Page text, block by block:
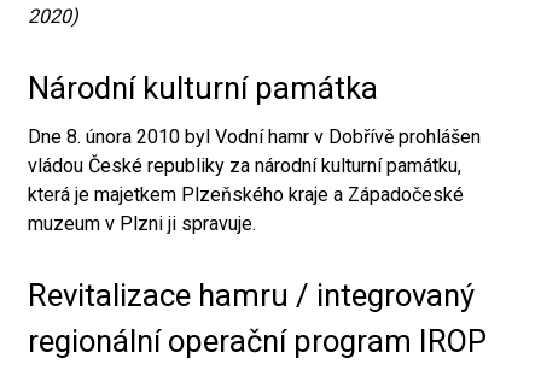
2020)
Národní kulturní památka
Dne 8. února 2010 byl Vodní hamr v Dobřívě prohlášen
vládou České republiky za národní kulturní památku,
která je majetkem Plzeňského kraje a Západočeské
muzeum v Plzni ji spravuje.
Revitalizace hamru / integrovaný
regionální operační program IROP